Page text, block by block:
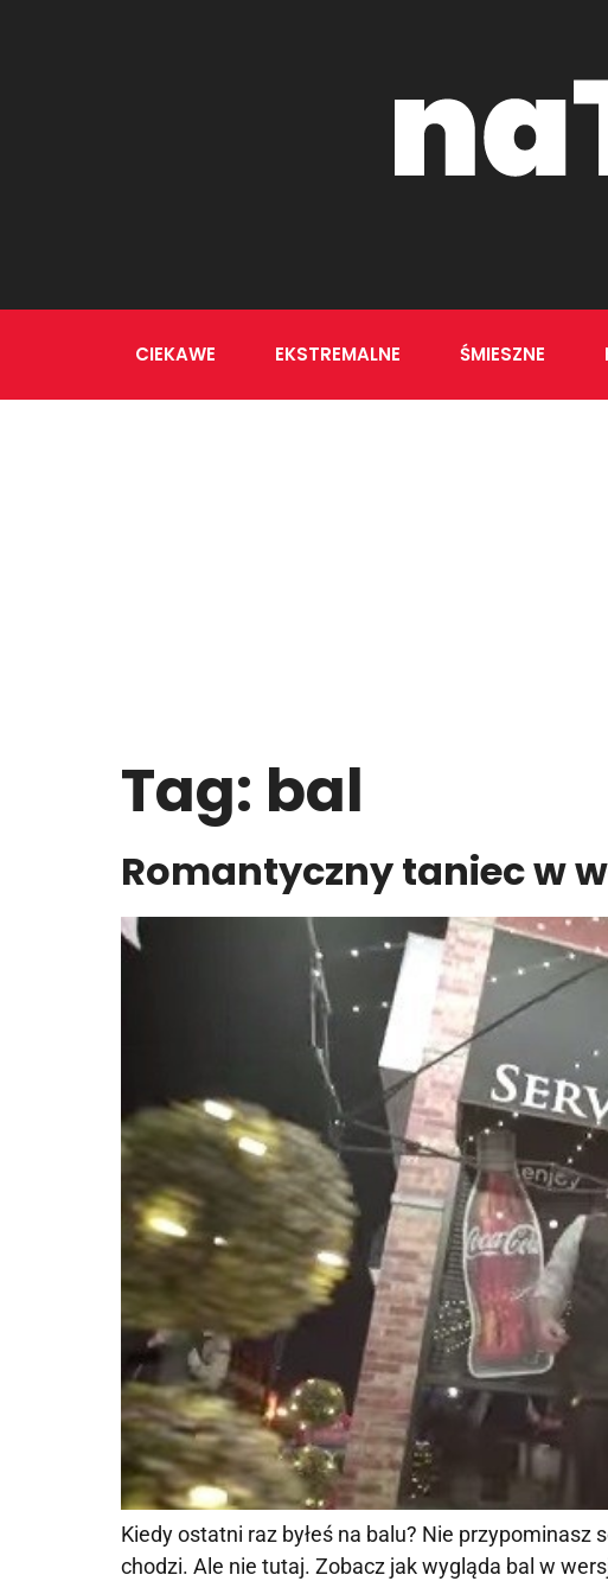
CIEKAWE EKSTREMALNE ŚMIESZNE
Tag: bal
Romantyczny taniec w
Kiedy ostatni raz byłeś na balu? Nie
chodzi. Ale nie tutaj. Zobacz jak wygląda bal w